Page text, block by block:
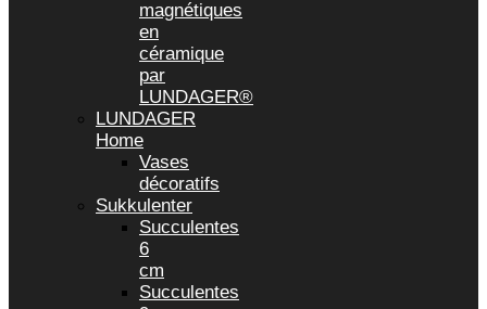
magnétiques
en
céramique
par
LUNDAGER®
LUNDAGER
Home
Vases
décoratifs
Sukkulenter
Succulentes
6
cm
Succulentes